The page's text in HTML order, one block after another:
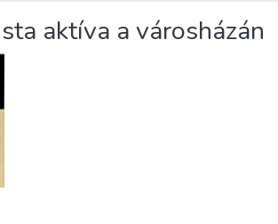
aktíva a városházán